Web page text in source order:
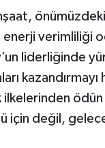
verimliliği
liderliğinde
ilkelerinden
için değil,